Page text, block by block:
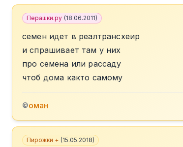
Перашки.ру (18.06.2011)
семен идет в реалтрансхеир
и спрашивает там у них
про семена или рассаду
чтоб дома както самому
©оман
Пирожки + (15.05.2018)